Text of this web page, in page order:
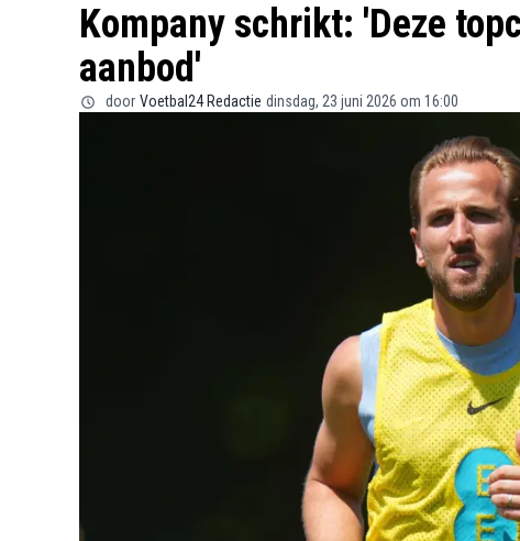
Kompany schrikt: 'Deze
aanbod'
door Voetbal24 Redactie dinsdag, 23 juni 2026 om 16:00